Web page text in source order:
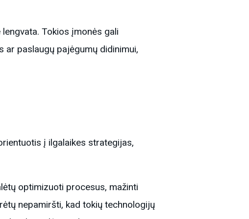
Tokios įmonės gali
paslaugų pajėgumų didinimui,
į ilgalaikes strategijas,
optimizuoti procesus, mažinti
nepamiršti, kad tokių technologijų